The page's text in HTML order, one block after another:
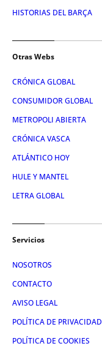
HISTORIAS DEL BARÇA
Otras Webs
CRÓNICA GLOBAL
CONSUMIDOR GLOBAL
METROPOLI ABIERTA
CRÓNICA VASCA
ATLÁNTICO HOY
HULE Y MANTEL
LETRA GLOBAL
Servicios
NOSOTROS
CONTACTO
AVISO LEGAL
POLÍTICA DE PRIVACIDAD
POLÍTICA DE COOKIES